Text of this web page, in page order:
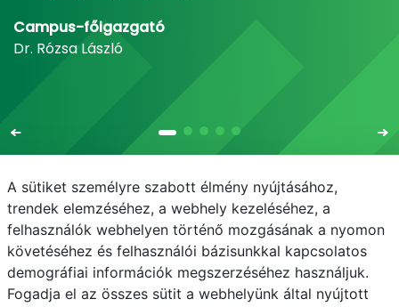
Campus-főigazgató
Dr. Rózsa László
E-mail Telefonkönyv NEPTUN
E-learning
Adatvédelem
A sütiket személyre szabott élmény nyújtásához,
trendek elemzéséhez, a webhely kezeléséhez, a
felhasználók webhelyen történő mozgásának a nyomon
követéséhez és felhasználói bázisunkkal kapcsolatos
demográfiai információk megszerzéséhez használjuk.
Fogadja el az összes sütit a webhelyünk által nyújtott